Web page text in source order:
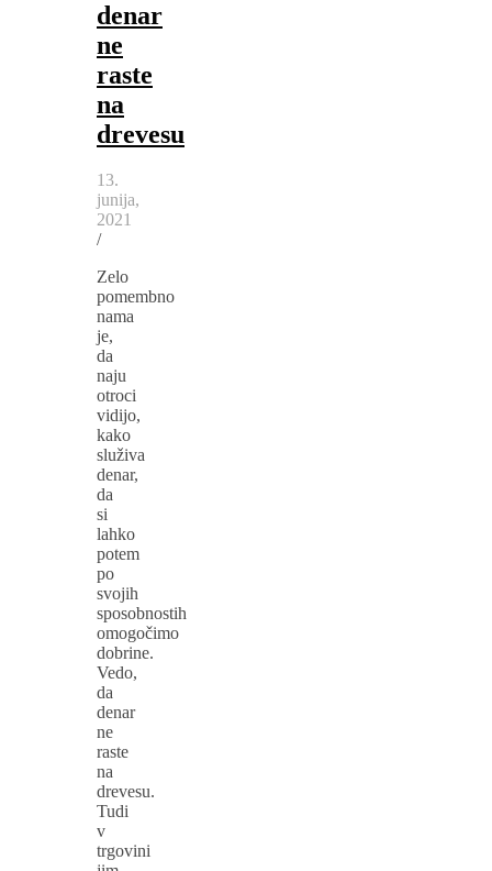
denar
ne
raste
na
drevesu
13.
junija,
2021
/
Zelo
pomembno
nama
je,
da
naju
otroci
vidijo,
kako
služiva
denar,
da
si
lahko
potem
po
svojih
sposobnostih
omogočimo
dobrine.
Vedo,
da
denar
ne
raste
na
drevesu.
Tudi
v
trgovini